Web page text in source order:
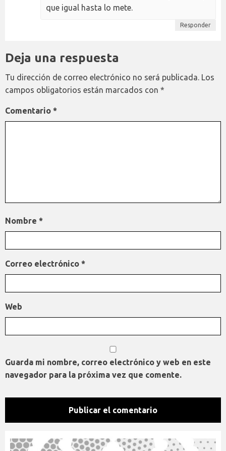
que igual hasta lo mete.
Responder
Deja una respuesta
Tu dirección de correo electrónico no será publicada. Los
campos obligatorios están marcados con *
Comentario *
Nombre *
Correo electrónico *
Web
Guarda mi nombre, correo electrónico y web en este
navegador para la próxima vez que comente.